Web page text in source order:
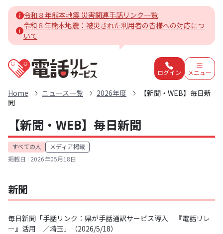
令和８年熊本地震 災害関連手話リンク一覧
令和８年熊本地震：被災された利用者の皆様への対応につ
いて
電話リレーサービスホーム ログイン メニュー
Home ニュース一覧 2026年度
【新聞・WEB】毎日新
聞
【新聞・WEB】毎日新聞
対象:
すべての人 カテゴリ:
メディア掲載
掲載日 : 2026年05月18日
新聞
毎日新聞「手話リンク：県が手話通訳サービス導入 『電話リレ
ー』活用 ／埼玉 」（2026/5/18）